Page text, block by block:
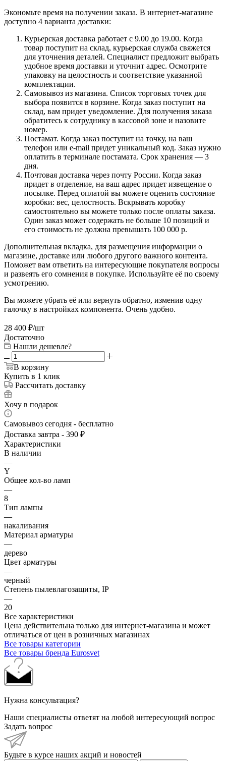
Экономьте время на получении заказа. В интернет-магазине
доступно 4 варианта доставки:
Курьерская доставка работает с 9.00 до 19.00. Когда
товар поступит на склад, курьерская служба свяжется
для уточнения деталей. Специалист предложит выбрать
удобное время доставки и уточнит адрес. Осмотрите
упаковку на целостность и соответствие указанной
комплектации.
Самовывоз из магазина. Список торговых точек для
выбора появится в корзине. Когда заказ поступит на
склад, вам придет уведомление. Для получения заказа
обратитесь к сотруднику в кассовой зоне и назовите
номер.
Постамат. Когда заказ поступит на точку, на ваш
телефон или e-mail придет уникальный код. Заказ нужно
оплатить в терминале постамата. Срок хранения — 3
дня.
Почтовая доставка через почту России. Когда заказ
придет в отделение, на ваш адрес придет извещение о
посылке. Перед оплатой вы можете оценить состояние
коробки: вес, целостность. Вскрывать коробку
самостоятельно вы можете только после оплаты заказа.
Один заказ может содержать не больше 10 позиций и
его стоимость не должна превышать 100 000 р.
Дополнительная вкладка, для размещения информации о
магазине, доставке или любого другого важного контента.
Поможет вам ответить на интересующие покупателя вопросы
и развеять его сомнения в покупке. Используйте её по своему
усмотрению.
Вы можете убрать её или вернуть обратно, изменив одну
галочку в настройках компонента. Очень удобно.
28 400 ₽/шт
Достаточно
Нашли дешевле?
В корзину
Купить в 1 клик
Рассчитать доставку
Хочу в подарок
Самовывоз сегодня - бесплатно
Доставка завтра - 390 ₽
Характеристики
В наличии
—
Y
Общее кол-во ламп
—
8
Тип лампы
—
накаливания
Материал арматуры
—
дерево
Цвет арматуры
—
черный
Степень пылевлагозащиты, IP
—
20
Все характеристики
Цена действительна только для интернет-магазина и может
отличаться от цен в розничных магазинах
Все товары категории
Все товары бренда Eurosvet
Нужна консультация?
Наши специалисты ответят на любой интересующий вопрос
Задать вопрос
Будьте в курсе наших акций и новостей